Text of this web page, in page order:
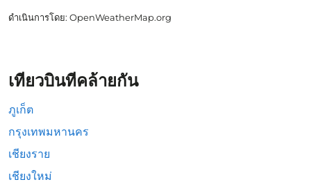
ดำเนินการโดย: OpenWeatherMap.org
เที่ยวบินที่คล้ายกัน
ภูเก็ต
กรุงเทพมหานคร
เชียงราย
เชียงใหม่